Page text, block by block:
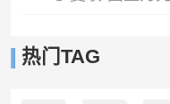
热门TAG